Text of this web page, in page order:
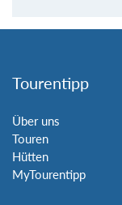
Tourentipp
Über uns
Touren
Hütten
MyTourentipp